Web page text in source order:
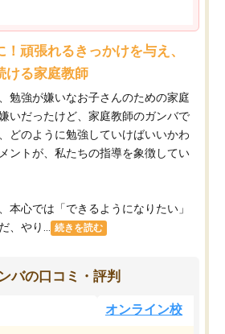
頑張れるきっかけを与え、
ける家庭教師
勉強が嫌いなお子さんのための家庭
いだったけど、家庭教師のガンバで
どのように勉強していけばいいかわ
ントが、私たちの指導を象徴してい
本心では「できるようになりたい」
、やり...
続きを読む
バの口コミ・評判
オンライン校